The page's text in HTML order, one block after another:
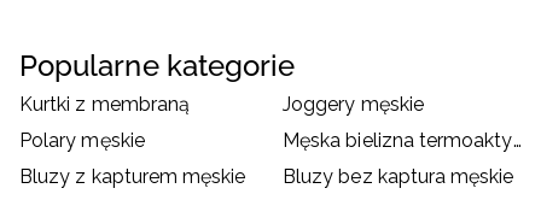
Popularne kategorie
Kurtki z membraną
Joggery męskie
Polary męskie
Męska bielizna termoaktywna
Bluzy z kapturem męskie
Bluzy bez kaptura męskie